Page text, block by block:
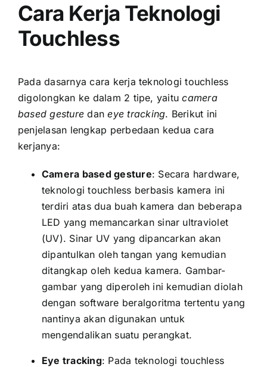
Cara Kerja Teknologi
Touchless
Pada dasarnya cara kerja teknologi touchless
digolongkan ke dalam 2 tipe, yaitucamera
based gesturedan eye tracking. Berikut ini
penjelasan lengkap perbedaan kedua cara
kerjanya:
Camera based gesture: Secara hardware,
teknologi touchless berbasis kamera ini
terdiri atas dua buah kamera dan beberapa
LED yang memancarkan sinar ultraviolet
(UV). Sinar UV yang dipancarkan akan
dipantulkan oleh tangan yang kemudian
ditangkap oleh kedua kamera. Gambar-
gambar yang diperoleh ini kemudian diolah
dengan software beralgoritma tertentu yang
nantinya akan digunakan untuk
mengendalikan suatu perangkat.
Eye tracking: Pada teknologi touchless